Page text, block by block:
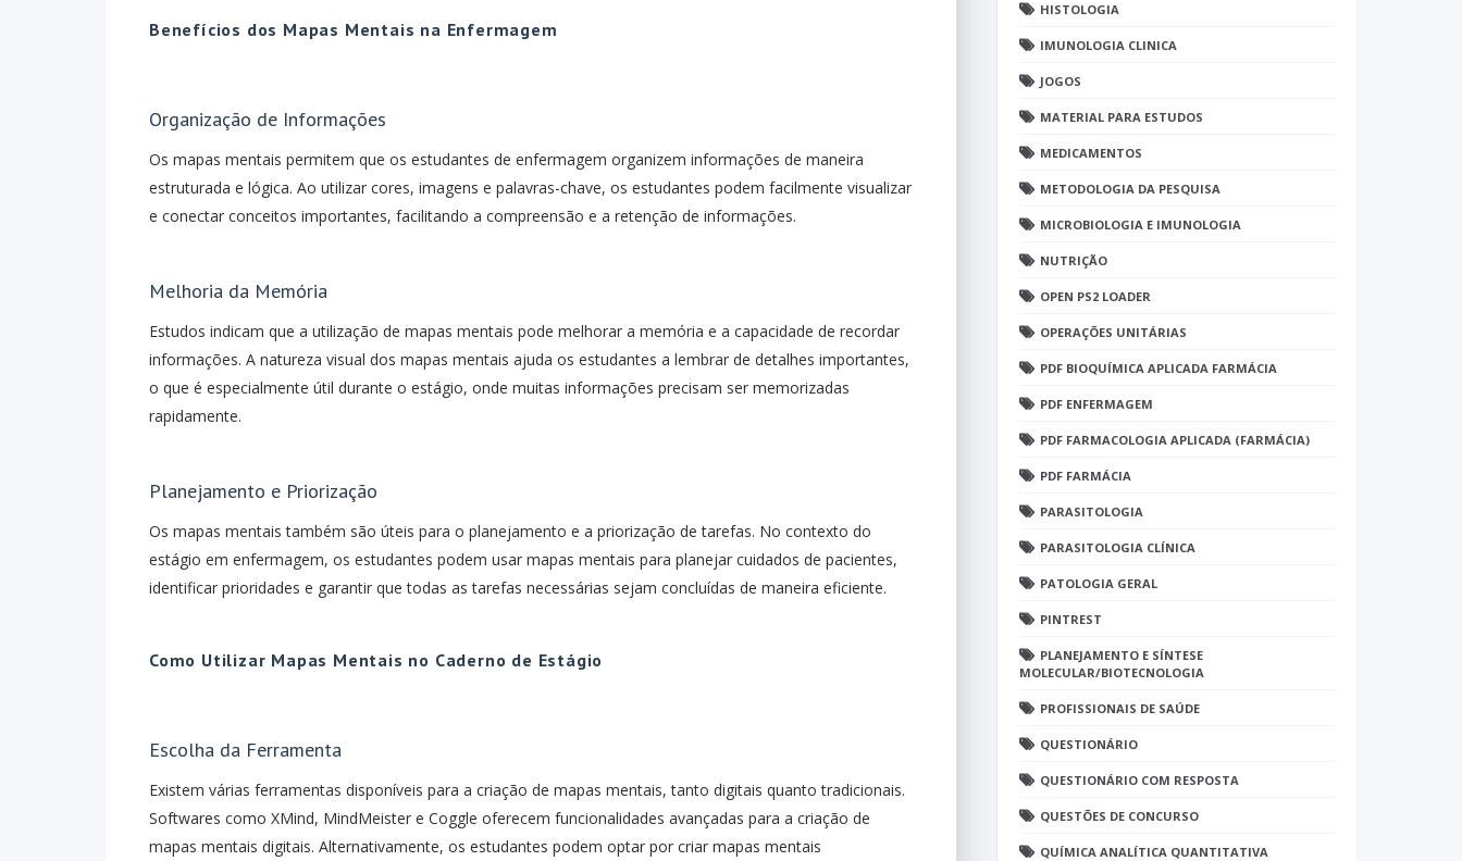
Benefícios dos Mapas Mentais na Enfermagem
Organização de Informações
Os mapas mentais permitem que os estudantes de enfermagem organizem informações de maneira
estruturada e lógica. Ao utilizar cores, imagens e palavras-chave, os estudantes podem facilmente visualizar
e conectar conceitos importantes, facilitando a compreensão e a retenção de informações.
Melhoria da Memória
Estudos indicam que a utilização de mapas mentais pode melhorar a memória e a capacidade de recordar
informações. A natureza visual dos mapas mentais ajuda os estudantes a lembrar de detalhes importantes,
o que é especialmente útil durante o estágio, onde muitas informações precisam ser memorizadas
rapidamente.
Planejamento e Priorização
Os mapas mentais também são úteis para o planejamento e a priorização de tarefas. No contexto do
estágio em enfermagem, os estudantes podem usar mapas mentais para planejar cuidados de pacientes,
identificar prioridades e garantir que todas as tarefas necessárias sejam concluídas de maneira eficiente.
Como Utilizar Mapas Mentais no Caderno de Estágio
Escolha da Ferramenta
Existem várias ferramentas disponíveis para a criação de mapas mentais, tanto digitais quanto tradicionais.
Softwares como XMind, MindMeister e Coggle oferecem funcionalidades avançadas para a criação de
mapas mentais digitais. Alternativamente, os estudantes podem optar por criar mapas mentais
HISTOLOGIA
IMUNOLOGIA CLINICA
JOGOS
MATERIAL PARA ESTUDOS
MEDICAMENTOS
METODOLOGIA DA PESQUISA
MICROBIOLOGIA E IMUNOLOGIA
NUTRIÇÃO
OPEN PS2 LOADER
OPERAÇÕES UNITÁRIAS
PDF BIOQUÍMICA APLICADA FARMÁCIA
PDF ENFERMAGEM
PDF FARMACOLOGIA APLICADA (FARMÁCIA)
PDF FARMÁCIA
PARASITOLOGIA
PARASITOLOGIA CLÍNICA
PATOLOGIA GERAL
PINTREST
PLANEJAMENTO E SÍNTESE
MOLECULAR/BIOTECNOLOGIA
PROFISSIONAIS DE SAÚDE
QUESTIONÁRIO
QUESTIONÁRIO COM RESPOSTA
QUESTÕES DE CONCURSO
QUÍMICA ANALÍTICA QUANTITATIVA